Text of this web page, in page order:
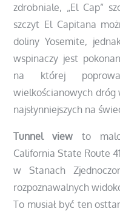
zdrobniale, „El Cap”
szczyt El Capitana
doliny Yosemite,
wspinaczy jest
na której
wielkościanowych dróg
najsłynniejszych na
Tunnel view to
California State Route
w Stanach
rozpoznawalnych
To musiał być ten